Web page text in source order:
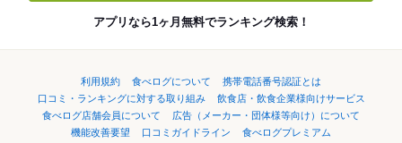
アプリなら1ヶ月無料でランキング検索！
利用規約 食べログについて
携帯電話番号認証とは
口コミ・ランキングに対する取り組み
飲食店・飲食企業様向けサービス
食べログ店舗会員について
広告（メーカー・団体様等向け）について
機能改善要望
口コミガイドライン
食べログプレミアム